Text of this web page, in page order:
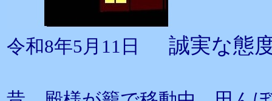
令和8年5月11日 誠実な態